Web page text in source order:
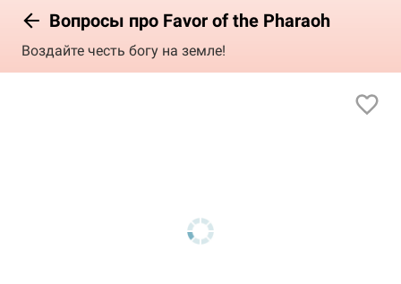
Вопросы про Favor of the Pharaoh
Воздайте честь богу на земле!